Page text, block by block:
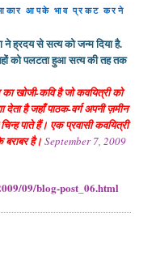
आकार आपके भाव प्रकट करने
ने ह्रदय से सत्य को जन्म दिया है.
को पलटता हुआ सत्य की तह तक
का खोजी-कवि है जो कवयित्री को
है जहाँ पाठक-वर्ग अपनी ज़मीन
पाते हैं। एक प्रवासी कवयित्री
है। September 7, 2009
09/blog-post_06.html